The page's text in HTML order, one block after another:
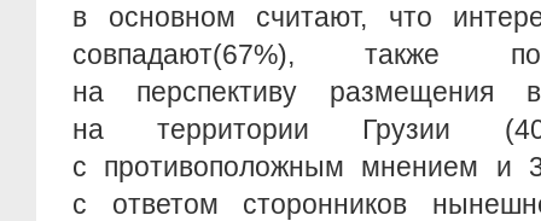
в основном считают, что
совпадают(67%), также
на перспективу размещения
на территории Грузии
с противоположным мнением и
с ответом сторонников